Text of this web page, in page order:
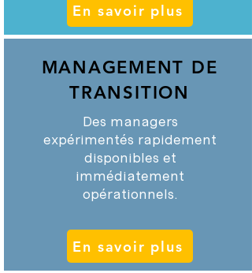
En savoir plus
MANAGEMENT DE
TRANSITION
Des managers
expérimentés rapidement
disponibles et
immédiatement
opérationnels.
En savoir plus